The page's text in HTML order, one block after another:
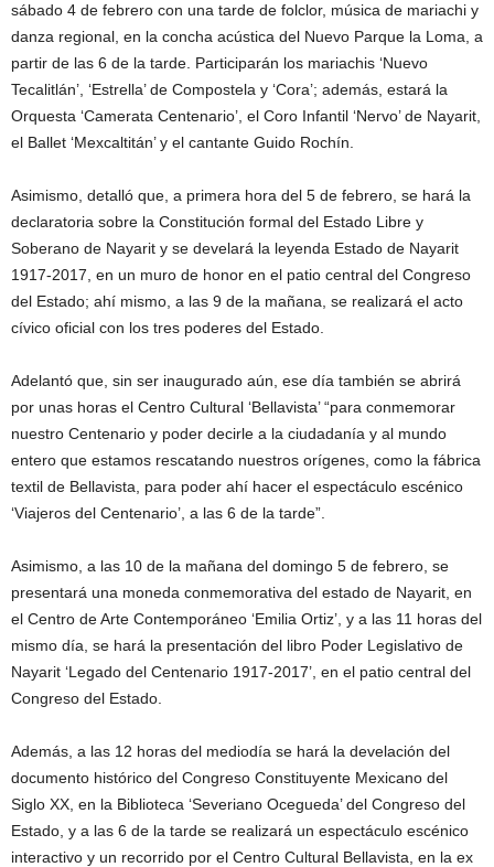
sábado 4 de febrero con una tarde de folclor, música de mariachi y
danza regional, en la concha acústica del Nuevo Parque la Loma, a
partir de las 6 de la tarde. Participarán los mariachis ‘Nuevo
Tecalitlán’, ‘Estrella’ de Compostela y ‘Cora’; además, estará la
Orquesta ‘Camerata Centenario’, el Coro Infantil ‘Nervo’ de Nayarit,
el Ballet ‘Mexcaltitán’ y el cantante Guido Rochín.
Asimismo, detalló que, a primera hora del 5 de febrero, se hará la
declaratoria sobre la Constitución formal del Estado Libre y
Soberano de Nayarit y se develará la leyenda Estado de Nayarit
1917-2017, en un muro de honor en el patio central del Congreso
del Estado; ahí mismo, a las 9 de la mañana, se realizará el acto
cívico oficial con los tres poderes del Estado.
Adelantó que, sin ser inaugurado aún, ese día también se abrirá
por unas horas el Centro Cultural ‘Bellavista’ “para conmemorar
nuestro Centenario y poder decirle a la ciudadanía y al mundo
entero que estamos rescatando nuestros orígenes, como la fábrica
textil de Bellavista, para poder ahí hacer el espectáculo escénico
‘Viajeros del Centenario’, a las 6 de la tarde”.
Asimismo, a las 10 de la mañana del domingo 5 de febrero, se
presentará una moneda conmemorativa del estado de Nayarit, en
el Centro de Arte Contemporáneo ‘Emilia Ortiz’, y a las 11 horas del
mismo día, se hará la presentación del libro Poder Legislativo de
Nayarit ‘Legado del Centenario 1917-2017’, en el patio central del
Congreso del Estado.
Además, a las 12 horas del mediodía se hará la develación del
documento histórico del Congreso Constituyente Mexicano del
Siglo XX, en la Biblioteca ‘Severiano Ocegueda’ del Congreso del
Estado, y a las 6 de la tarde se realizará un espectáculo escénico
interactivo y un recorrido por el Centro Cultural Bellavista, en la ex